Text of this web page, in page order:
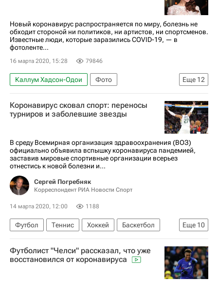
Газпром-Русвело
Бруклин Нетс
Валенсия
Оттава Сенаторз
Ювентус
Фиорентина
Арсенал (Лондон)
Руди Гобер
Дмитрий Страхов
Фабио Депаоли
Хосе Гайя
Игорь Боев
Денис Черышев
Микель Артета
Эльяким Мангаля
Коронавирус COVID-19
Кевин Дюрэнт
Новый коронавирус распространяется по миру, болезнь не
обходит стороной ни политиков, ни артистов, ни спортсменов.
Известные люди, которые заразились COVID-19, — в
фотоленте...
16 марта 2020, 15:28 79846
Еще 12
Каллум Хадсон-Одои
Фото
Ольга Куриленко
Том Хэнкс
Джастин Трюдо
Руди Гобер
Никола Дзингаретти
Испания
США Италия
Австралия
Канада
Распространение коронавируса
Коронавирус сковал спорт: переносы
турниров и заболевшие звезды
В среду Всемирная организация здравоохранения (ВОЗ)
официально объявила вспышку коронавируса пандемией,
заставив мировые спортивные организации всерьез
отнестись к новой болезни и...
Сергей Погребняк
Корреспондент РИА Новости Спорт
14 марта 2020, 12:00 1188
Еще 10
Футбол Теннис Хоккей
Баскетбол
Сборная России по футболу
Формула-1
Руди Гобер
Даниэле Ругани
Футболист "Челси" рассказал, что уже
восстановился от коронавируса